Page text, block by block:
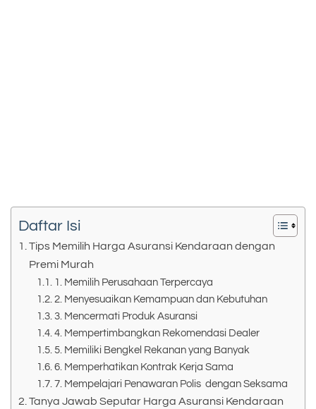
Daftar Isi
Tips Memilih Harga Asuransi Kendaraan dengan
Premi Murah
1. Memilih Perusahaan Terpercaya
2. Menyesuaikan Kemampuan dan Kebutuhan
3. Mencermati Produk Asuransi
4. Mempertimbangkan Rekomendasi Dealer
5. Memiliki Bengkel Rekanan yang Banyak
6. Memperhatikan Kontrak Kerja Sama
7. Mempelajari Penawaran Polis dengan Seksama
Tanya Jawab Seputar Harga Asuransi Kendaraan